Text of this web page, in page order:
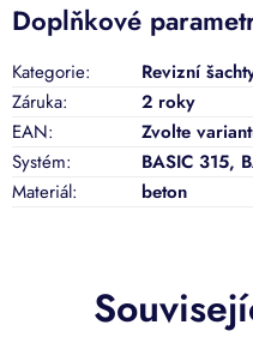
Doplňkové
Kategorie:
Revizní
Záruka:
2 roky
EAN:
Zvolte
Systém:
BASIC 315,
Materiál: beton